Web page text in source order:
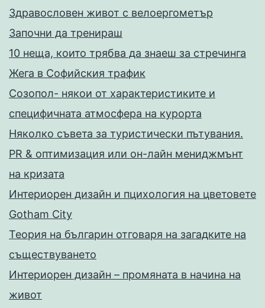
Здравословен живот с велоергометър
Запoчни да тренираш
10 неща, които трябва да знаеш за стречинга
Жега в Софийския трафик
Созопол- някои от характеристиките и
специфичната атмосфера на курорта
Няколко съвета за туристически пътувания.
PR & оптимизация или он-лайн мениджмънт
на кризата
Интериорен дизайн и пцихология на цветовете
Gotham City
Теория на българин отговаря на загадките на
съществуването
Интериорен дизайн – промяната в начина на
живот